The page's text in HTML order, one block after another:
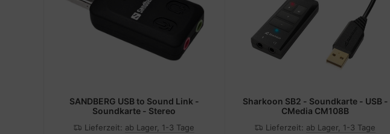
SANDBERG USB to Sound Link -
Soundkarte - Stereo
Lieferzeit: ab Lager, 1-3 Tage
Sharkoon SB2 - Soundkarte - USB -
CMedia CM108B
Lieferzeit: ab Lager, 1-3 Tage